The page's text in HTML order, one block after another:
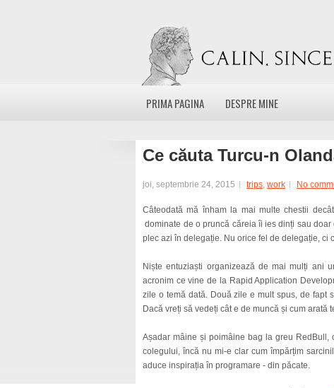
PRIMA PAGINA DESPRE MINE
Ce căuta Turcu-n
joi, septembrie 24, 2015 trips, work No
Câteodată mă înham la mai multe chestii
dominate de o pruncă căreia îi ies dinți sau
plec azi în delegație. Nu orice fel de delegație, ci
Niște entuziaști organizează de mai mulți ani
acronim ce vine de la Rapid Application
zile o temă dată. Două zile e mult spus, de fapt
Dacă vreți să vedeți cât e de muncă și cum arată
Așadar mâine și poimâine bag la greu RedBull,
colegului, încă nu mi-e clar cum împărțim
aduce inspirația în programare - din păcate.